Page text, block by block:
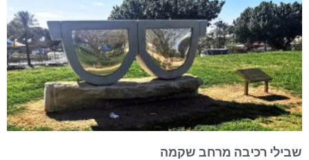
שבילי רכיבה מרחב שקמה